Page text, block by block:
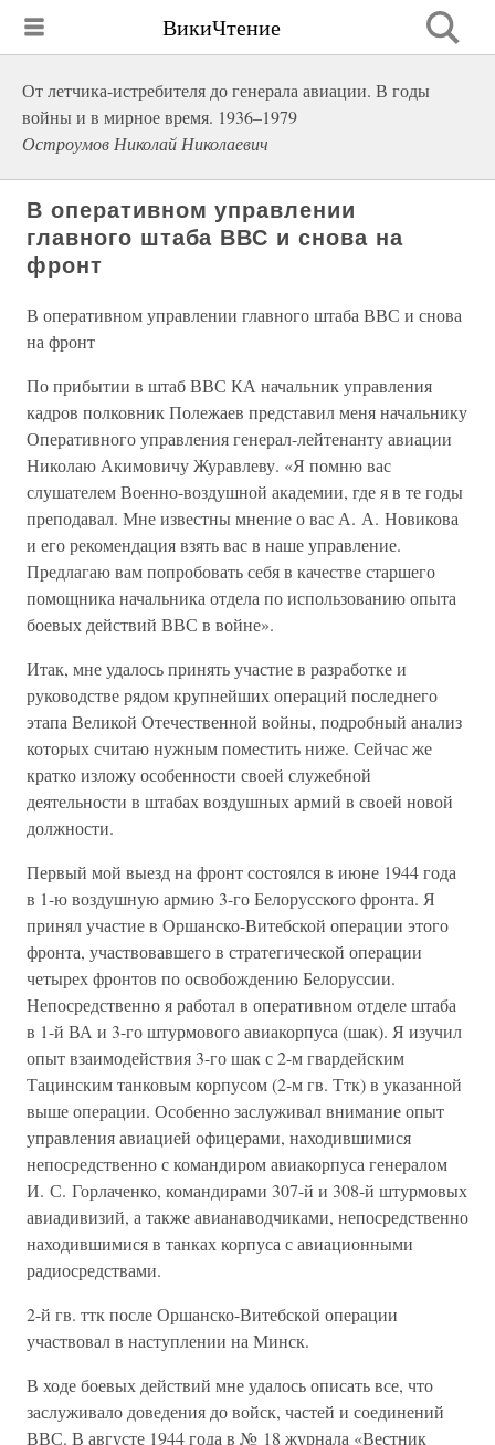
ВикиЧтение
От летчика-истребителя до генерала авиации. В годы
войны и в мирное время. 1936–1979
Остроумов Николай Николаевич
В оперативном управлении
главного штаба ВВС и снова на
фронт
В оперативном управлении главного штаба ВВС и снова
на фронт
По прибытии в штаб ВВС КА начальник управления
кадров полковник Полежаев представил меня начальнику
Оперативного управления генерал-лейтенанту авиации
Николаю Акимовичу Журавлеву. «Я помню вас
слушателем Военно-воздушной академии, где я в те годы
преподавал. Мне известны мнение о вас А. А. Новикова
и его рекомендация взять вас в наше управление.
Предлагаю вам попробовать себя в качестве старшего
помощника начальника отдела по использованию опыта
боевых действий ВВС в войне».
Итак, мне удалось принять участие в разработке и
руководстве рядом крупнейших операций последнего
этапа Великой Отечественной войны, подробный анализ
которых считаю нужным поместить ниже. Сейчас же
кратко изложу особенности своей служебной
деятельности в штабах воздушных армий в своей новой
должности.
Первый мой выезд на фронт состоялся в июне 1944 года
в 1-ю воздушную армию 3-го Белорусского фронта. Я
принял участие в Оршанско-Витебской операции этого
фронта, участвовавшего в стратегической операции
четырех фронтов по освобождению Белоруссии.
Непосредственно я работал в оперативном отделе штаба
в 1-й ВА и 3-го штурмового авиакорпуса (шак). Я изучил
опыт взаимодействия 3-го шак с 2-м гвардейским
Тацинским танковым корпусом (2-м гв. Ттк) в указанной
выше операции. Особенно заслуживал внимание опыт
управления авиацией офицерами, находившимися
непосредственно с командиром авиакорпуса генералом
И. С. Горлаченко, командирами 307-й и 308-й штурмовых
авиадивизий, а также авианаводчиками, непосредственно
находившимися в танках корпуса с авиационными
радиосредствами.
2-й гв. ттк после Оршанско-Витебской операции
участвовал в наступлении на Минск.
В ходе боевых действий мне удалось описать все, что
заслуживало доведения до войск, частей и соединений
ВВС. В августе 1944 года в № 18 журнала «Вестник